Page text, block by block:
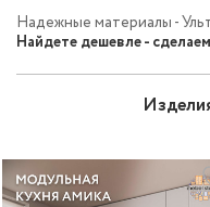
Надежные материалы -
Найдете дешевле -